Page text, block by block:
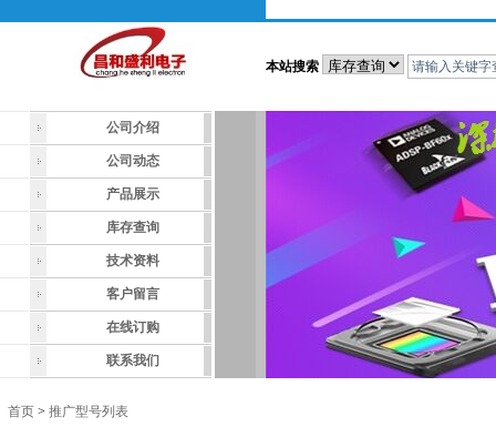
本站搜索
公司介绍
公司动态
产品展示
库存查询
技术资料
客户留言
在线订购
联系我们
首页 > 推广型号列表